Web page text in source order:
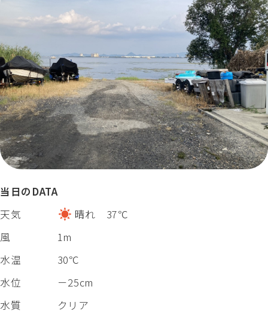
当日のDATA
天気
晴れ 37℃
風
1m
水温
30℃
水位
－25cm
水質
クリア